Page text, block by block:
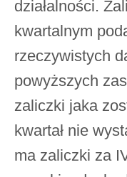
działalności.
kwartalnym
rzeczywistych
powyższych
zaliczki jaka
kwartał nie
ma zaliczki za